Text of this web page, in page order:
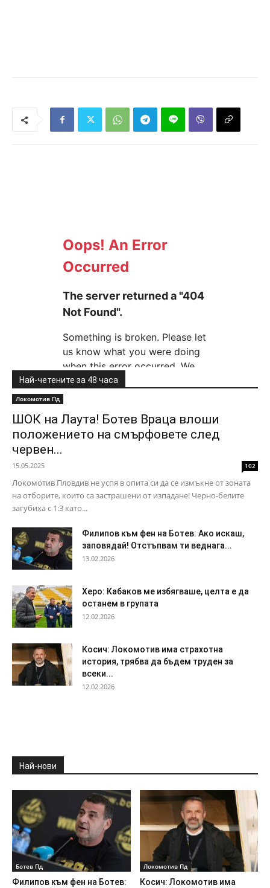
Най-четените за 48 часа
Локомотив Пд
ШОК на Лаута! Ботев Враца влоши
положението на смърфовете след
червен...
15.05.2025 102
Локомотив Пловдив не успя в опита си да се измъкне от зоната
на отборите, които са застрашени от изпадане! Черно-белите
загубиха с 1:3 като...
Филипов към фен на Ботев: Ако искаш,
заповядай! Отстъпвам ти веднага...
13.02.2026
Херо: Кабаков ме избягваше, целта е да
останем в групата
12.02.2026
Косич: Локомотив има страхотна
история, трябва да бъдем труден за
всеки...
12.02.2026
Най-нови
Ботев Пд
Филипов към фен на Ботев:
Локомотив Пд
Косич: Локомотив има